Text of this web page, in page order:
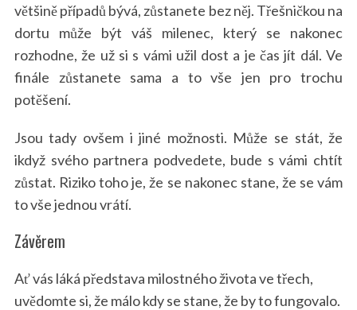
většině případů bývá, zůstanete bez něj. Třešničkou na
dortu může být váš milenec, který se nakonec
rozhodne, že už si s vámi užil dost a je čas jít dál. Ve
finále zůstanete sama a to vše jen pro trochu
potěšení.
Jsou tady ovšem i jiné možnosti. Může se stát, že
ikdyž svého partnera podvedete, bude s vámi chtít
zůstat. Riziko toho je, že se nakonec stane, že se vám
to vše jednou vrátí.
Závěrem
Ať vás láká představa milostného života ve třech,
uvědomte si, že málo kdy se stane, že by to fungovalo.